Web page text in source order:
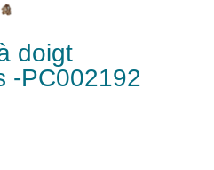
doigt
-PC002192